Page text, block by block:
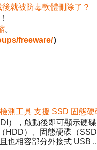
就被防毒軟體刪除了？
。
freeware/）
測工具 支援 SSD 固態硬
），啟動後即可顯示硬
HDD）、固態硬碟（SSD
也相容部分外接式 USB